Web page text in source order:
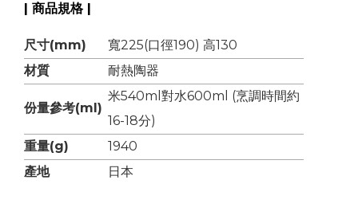
| 商品規格 |
尺寸(mm)
寬225(口徑190) 高130
材質
耐熱陶器
份量參考(ml)
米540ml對水600ml (烹調時間約
16-18分)
重量(g)
1940
產地
日本